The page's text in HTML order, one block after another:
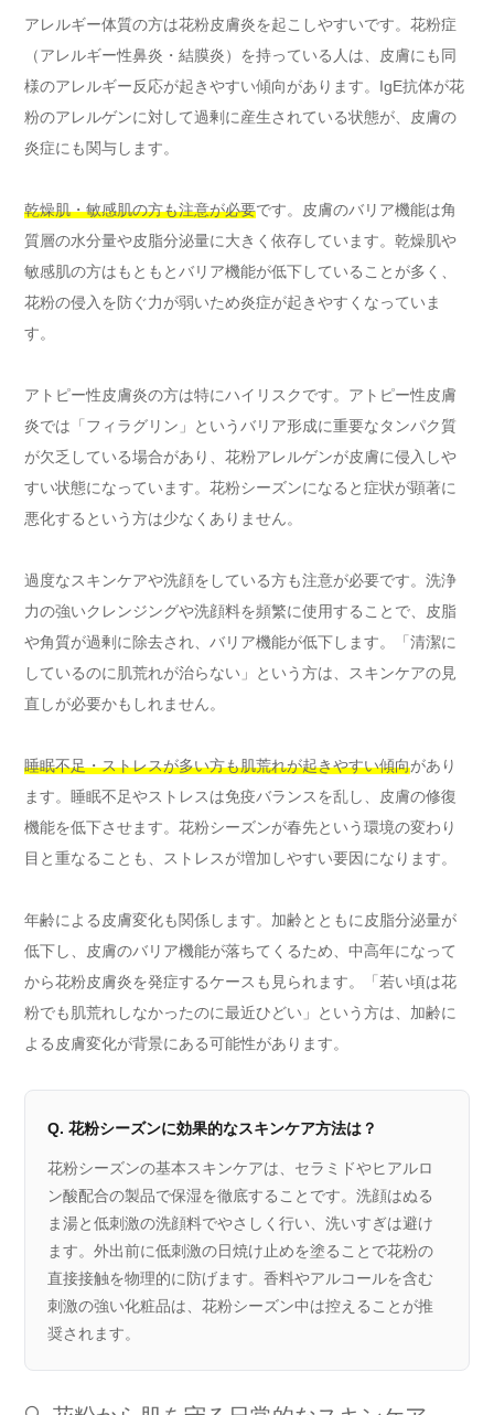
アレルギー体質の方は花粉皮膚炎を起こしやすいです。花粉症
（アレルギー性鼻炎・結膜炎）を持っている人は、皮膚にも同
様のアレルギー反応が起きやすい傾向があります。IgE抗体が花
粉のアレルゲンに対して過剰に産生されている状態が、皮膚の
炎症にも関与します。
乾燥肌・敏感肌の方も注意が必要です。皮膚のバリア機能は角
質層の水分量や皮脂分泌量に大きく依存しています。乾燥肌や
敏感肌の方はもともとバリア機能が低下していることが多く、
花粉の侵入を防ぐ力が弱いため炎症が起きやすくなっていま
す。
アトピー性皮膚炎の方は特にハイリスクです。アトピー性皮膚
炎では「フィラグリン」というバリア形成に重要なタンパク質
が欠乏している場合があり、花粉アレルゲンが皮膚に侵入しや
すい状態になっています。花粉シーズンになると症状が顕著に
悪化するという方は少なくありません。
過度なスキンケアや洗顔をしている方も注意が必要です。洗浄
力の強いクレンジングや洗顔料を頻繁に使用することで、皮脂
や角質が過剰に除去され、バリア機能が低下します。「清潔に
しているのに肌荒れが治らない」という方は、スキンケアの見
直しが必要かもしれません。
睡眠不足・ストレスが多い方も肌荒れが起きやすい傾向があり
ます。睡眠不足やストレスは免疫バランスを乱し、皮膚の修復
機能を低下させます。花粉シーズンが春先という環境の変わり
目と重なることも、ストレスが増加しやすい要因になります。
年齢による皮膚変化も関係します。加齢とともに皮脂分泌量が
低下し、皮膚のバリア機能が落ちてくるため、中高年になって
から花粉皮膚炎を発症するケースも見られます。「若い頃は花
粉でも肌荒れしなかったのに最近ひどい」という方は、加齢に
よる皮膚変化が背景にある可能性があります。
Q. 花粉シーズンに効果的なスキンケア方法は？
花粉シーズンの基本スキンケアは、セラミドやヒアルロ
ン酸配合の製品で保湿を徹底することです。洗顔はぬる
ま湯と低刺激の洗顔料でやさしく行い、洗いすぎは避け
ます。外出前に低刺激の日焼け止めを塗ることで花粉の
直接接触を物理的に防げます。香料やアルコールを含む
刺激の強い化粧品は、花粉シーズン中は控えることが推
奨されます。